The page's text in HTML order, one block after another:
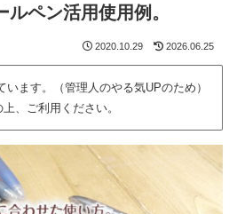
ペン活用使用例。
2020.10.29 2026.06.25
ます。（管理人のやる気UPのため）
上、ご利用ください。